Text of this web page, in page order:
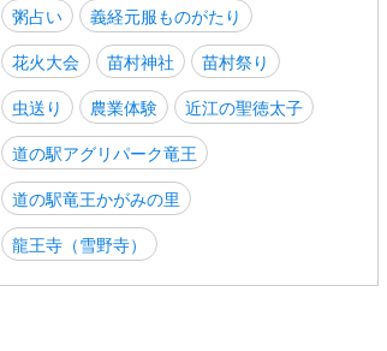
粥占い
義経元服ものがたり
花火大会
苗村神社
苗村祭り
虫送り
農業体験
近江の聖徳太子
道の駅アグリパーク竜王
道の駅竜王かがみの里
龍王寺（雪野寺）